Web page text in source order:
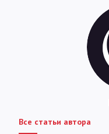
Все статьи автора